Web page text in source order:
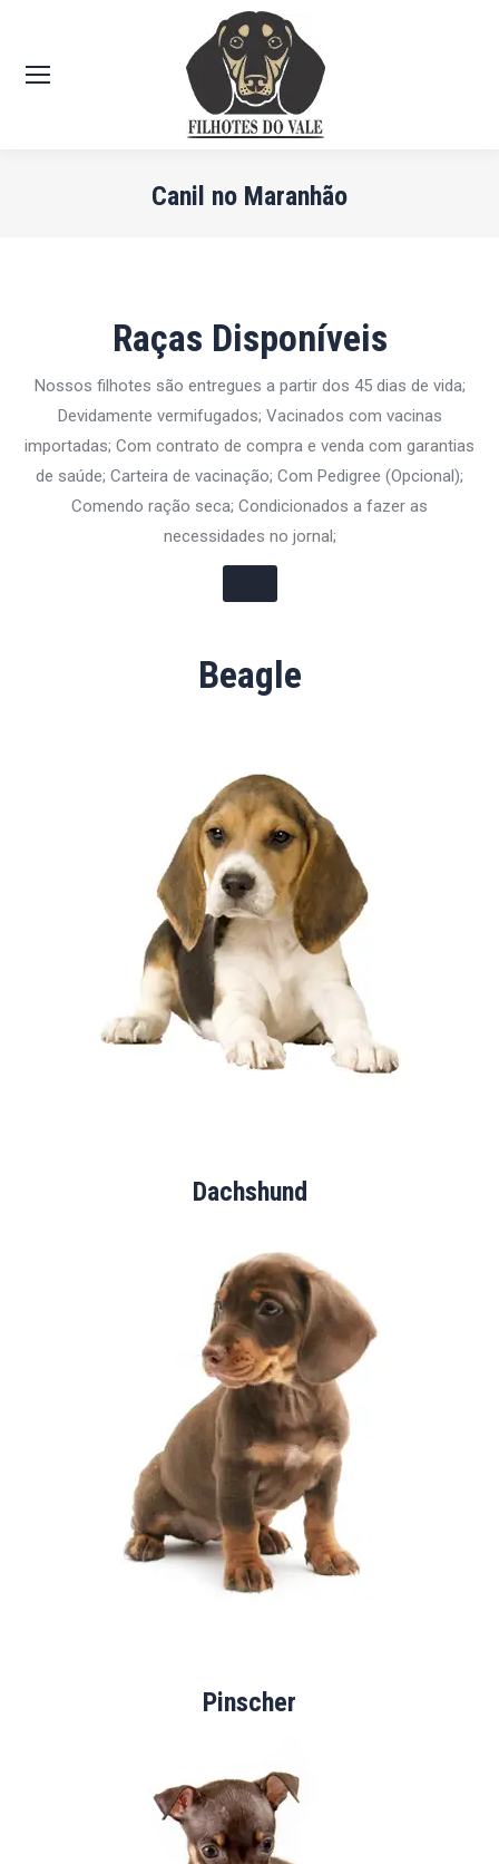
Canil no Maranhão
Raças Disponíveis
Nossos filhotes são entregues a partir dos 45 dias de vida;
Devidamente vermifugados; Vacinados com vacinas
importadas; Com contrato de compra e venda com garantias
de saúde; Carteira de vacinação; Com Pedigree (Opcional);
Comendo ração seca; Condicionados a fazer as
necessidades no jornal;
Beagle
Dachshund
Pinscher